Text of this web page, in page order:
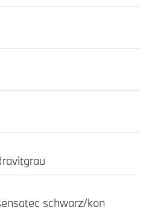
schwarz/kon